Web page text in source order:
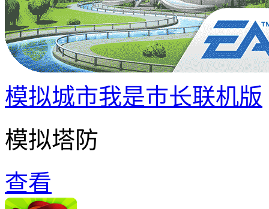
模拟城市我是巿长联机版
模拟塔防
查看